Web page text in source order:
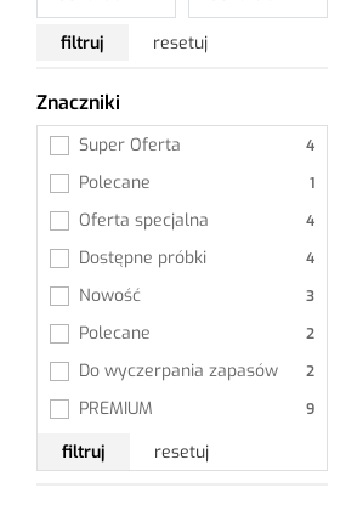
filtruj resetuj
Znaczniki
Super Oferta
Polecane
Oferta specjalna
Dostępne próbki
Nowość
Polecane
Do wyczerpania zapasów
PREMIUM
filtruj
resetuj